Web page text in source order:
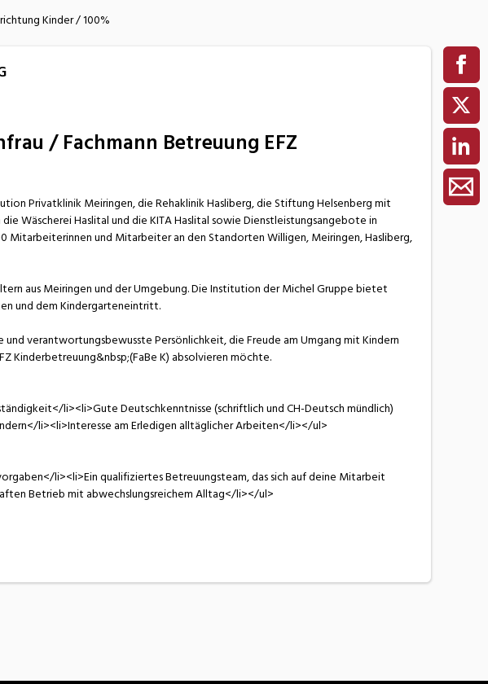
Kinder / 100%
/ Fachmann Betreuung EFZ
Privatklinik Meiringen, die Rehaklinik Hasliberg, die Stiftung Helsenberg mit
Wäscherei Haslital und die KITA Haslital sowie Dienstleistungsangebote in
Mitarbeiterinnen und Mitarbeiter an den Standorten Willigen, Meiringen, Hasliberg,
aus Meiringen und der Umgebung. Die Institution der Michel Gruppe bietet
und dem Kindergarteneintritt.
verantwortungsbewusste Persönlichkeit, die Freude am Umgang mit Kindern
Kinderbetreuung&nbsp;(FaBe K) absolvieren möchte.
li><li>Gute Deutschkenntnisse (schriftlich und CH-Deutsch mündlich)
li><li>Interesse am Erledigen alltäglicher Arbeiten</li></ul>
li><li>Ein qualifiziertes Betreuungsteam, das sich auf deine Mitarbeit
Betrieb mit abwechslungsreichem Alltag</li></ul>